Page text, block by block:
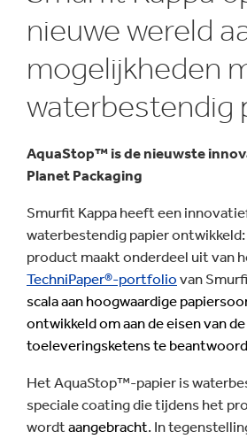
nieuwe wereld
mogelijkheden
waterbestendig
AquaStop™ is de nieuwste
Planet Packaging
Smurfit Kappa heeft een
waterbestendig papier
product maakt onderdeel uit van
TechniPaper®-portfolio van
scala aan hoogwaardige
ontwikkeld om aan de eisen van
toeleveringsketens te
Het AquaStop™-papier is
speciale coating die tijdens het
wordt aangebracht. In